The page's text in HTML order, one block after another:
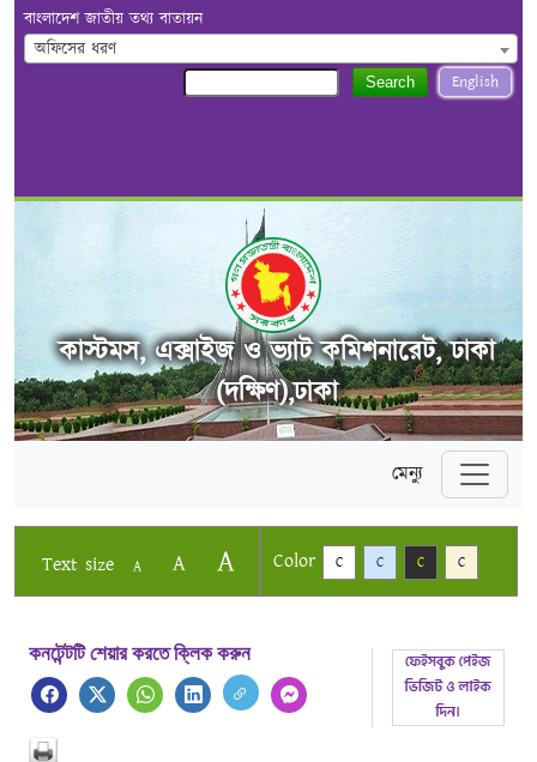
বাংলাদেশ জাতীয় তথ্য বাতায়ন
অফিসের ধরণ
English
Search
কাস্টমস, এক্সাইজ ও ভ্যাট কমিশনারেট, ঢাকা
(দক্ষিণ),ঢাকা
মেন্যু
Text size A A A Color C C C C
কনটেন্টটি শেয়ার করতে ক্লিক করুন